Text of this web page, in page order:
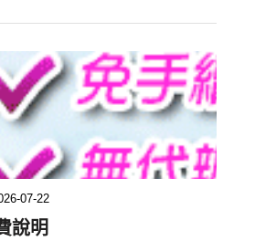
07-22
說明